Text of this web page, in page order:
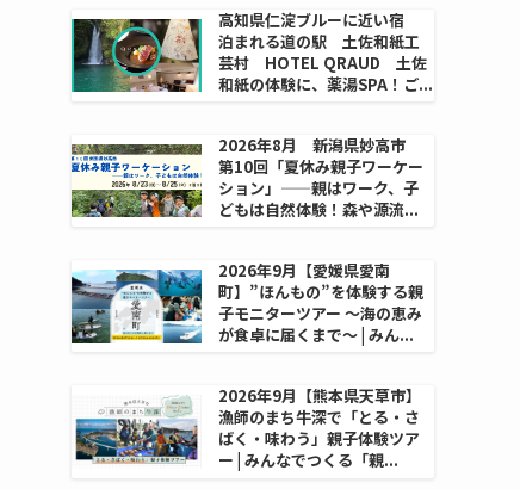
高知県仁淀ブルーに近い宿
泊まれる道の駅 土佐和紙工
芸村 HOTEL QRAUD 土佐
和紙の体験に、薬湯SPA！ご...
2026年8月 新潟県妙高市
第10回「夏休み親子ワーケー
ション」——親はワーク、子
どもは自然体験！森や源流...
2026年9月【愛媛県愛南
町】”ほんもの”を体験する親
子モニターツアー 〜海の恵み
が食卓に届くまで〜 | みん...
2026年9月【熊本県天草市】
漁師のまち牛深で「とる・さ
ばく・味わう」親子体験ツア
ー | みんなでつくる「親...